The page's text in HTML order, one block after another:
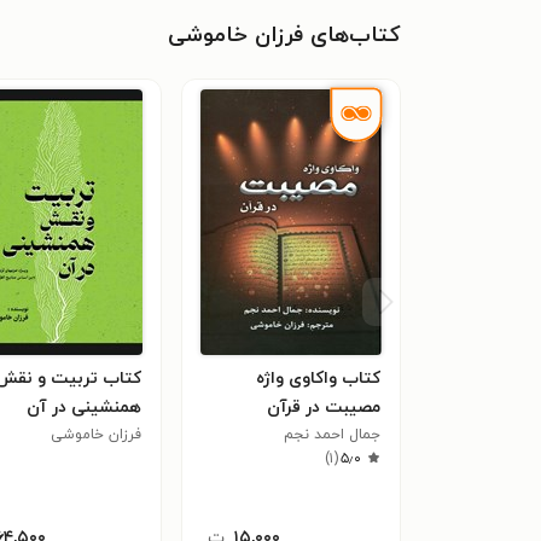
کتاب‌های فرزان خاموشی
کتاب واکاوی واژه
مصیبت در قرآن
جمال احمد نجم
۵٫۰(۱)
کتاب تربیت و
همنشینی در آن
فرزان خاموشی